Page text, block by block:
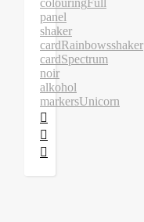
panel
shaker
cardRainbowsshaker
cardSpectrum
noir
alkohol
markersUnicorn